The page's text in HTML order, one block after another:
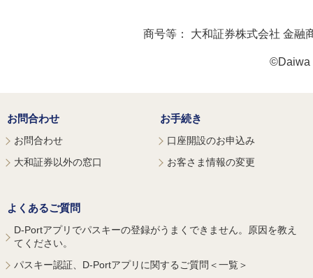
商号等： 大和証券株式会社 金融
©Daiwa
お問合わせ
お問合わせ
大和証券以外の窓口
お手続き
口座開設のお申込み
お客さま情報の変更
よくあるご質問
D-Portアプリでパスキーの登録がうまくできません。原因を教え
てください。
パスキー認証、D-Portアプリに関するご質問＜一覧＞